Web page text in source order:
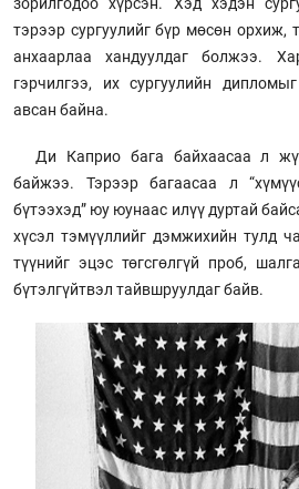
тэрээр сургуулийг бүр мөсөн орхиж,
анхаарлаа хандуулдаг болжээ.
гэрчилгээ, их сургуулийн
авсан байна.
Ди Каприо бага байхаасаа л
байжээ. Тэрээр багаасаа л
бүтээхэд” юу юунаас илүү дуртай
хүсэл тэмүүллийг дэмжихийн тулд
түүнийг эцэс төгсгөлгүй проб,
бүтэлгүйтвэл тайвшруулдаг байв.